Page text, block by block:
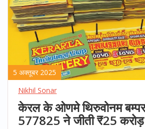
5 अक्तूबर 2025
Nikhil Sonar
केरल के ओणमे थिरुवोनम बम्पर
577825 ने जीती ₹25 करोड़